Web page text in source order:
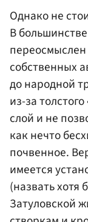
Однако не
В
собственных
до народной
из-за
слой и не
как нечто
почвенное.
имеется
(назвать
Затуловской